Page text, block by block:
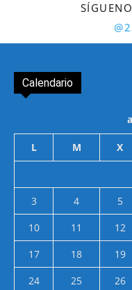
Calendario
L M X
3
4 5
10
11 12
17
18 19
24
25 26